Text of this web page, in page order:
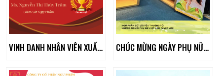
VINH DANH NHÂN VIÊN XUẤT SẮC THÁNG 09/2024 CHÚC MỪNG NGÀY PHỤ NỮ VIỆT NAM 20/10/2024